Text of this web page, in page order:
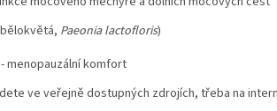
Paeonia lactofloris)
menopauzální komfort
ve veřejně dostupných zdrojích, třeba na